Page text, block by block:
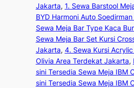
Jakarta, 1. Sewa Barstool
BYD Harmoni Auto
Sewa Meja Bar Type Kaca
Sewa Meja Bar Set Kursi
Jakarta, 4. Sewa Kursi
Olivia Area Terdekat Jakarta,
sini Tersedia Sewa Meja IBM
sini Tersedia Sewa Meja IBM